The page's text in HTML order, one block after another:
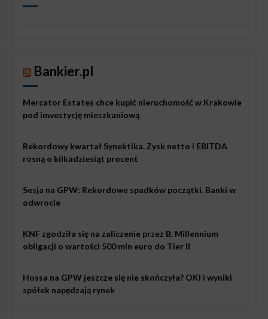
Bankier.pl
Mercator Estates chce kupić nieruchomość w Krakowie
pod inwestycję mieszkaniową
Rekordowy kwartał Synektika. Zysk netto i EBITDA
rosną o kilkadziesiąt procent
Sesja na GPW: Rekordowe spadków początki. Banki w
odwrocie
KNF zgodziła się na zaliczenie przez B. Millennium
obligacji o wartości 500 mln euro do Tier II
Hossa na GPW jeszcze się nie skończyła? OKI i wyniki
spółek napędzają rynek